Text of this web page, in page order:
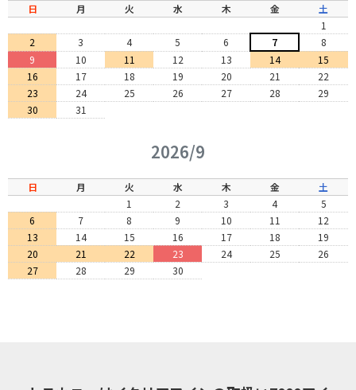
日 月 火 水 木 金
土
1
2
3 4 5 6 7
8
9
10 11 12 13 14
15
16
17 18 19 20 21
22
23
24 25 26 27 28
29
30
31
2026/9
日 月 火 水 木 金
土
1
2 3 4
5
6
7 8 9 10 11
12
13
14 15 16 17 18
19
20
21 22 23 24 25
26
27
28 29 30